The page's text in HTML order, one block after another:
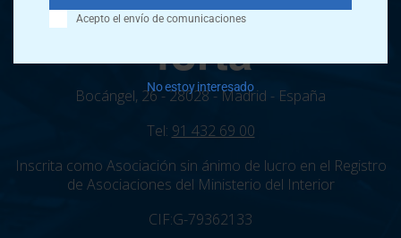
Bocángel, 26 - 28028 - Madrid - España
Tel: 91 432 69 00
Inscrita como Asociación sin ánimo de lucro en el Registro
de Asociaciones del Ministerio del Interior
CIF:G-79362133
Acepto el envío de comunicaciones
No estoy interesado